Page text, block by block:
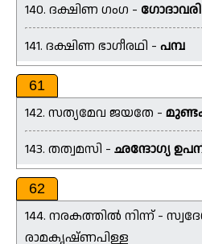
140. ദക്ഷിണ ഗംഗ - ഗോദാവരി
141. ദക്ഷിണ ഭാഗീരഥി - പമ്പ
61
142. സത്യമേവ ജയതേ -
143. തത്വമസി - ഛന്ദോഗ്യ
62
144. നരകത്തിൽ നിന്ന് -
രാമകൃഷ്‌ണപിള്ള